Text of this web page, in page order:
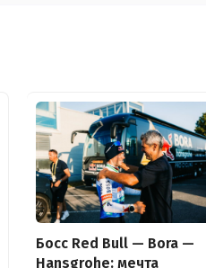
Босс Red Bull — Bora —
Hansgrohe: мечта